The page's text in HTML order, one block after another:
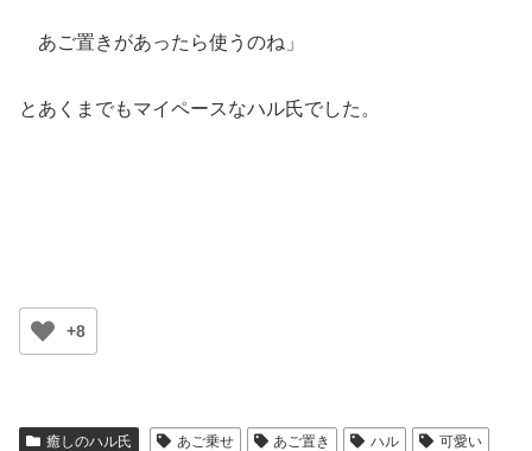
あご置きがあったら使うのね」
とあくまでもマイペースなハル氏でした。
+8
癒しのハル氏 あご乗せ あご置き ハル
可愛い